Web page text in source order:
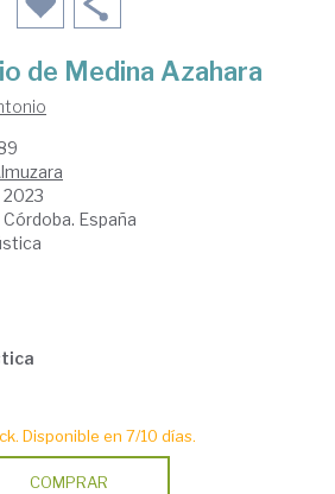
de Medina Azahara
2023
Córdoba. España
Disponible en 7/10 días.
COMPRAR